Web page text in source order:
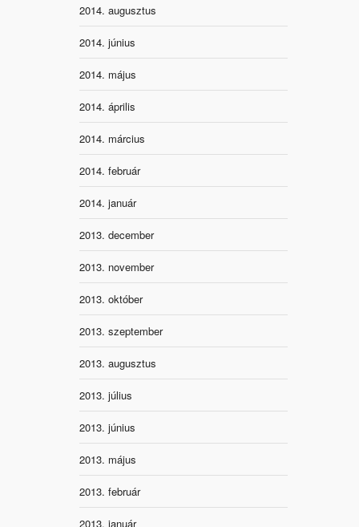
2014. augusztus
2014. június
2014. május
2014. április
2014. március
2014. február
2014. január
2013. december
2013. november
2013. október
2013. szeptember
2013. augusztus
2013. július
2013. június
2013. május
2013. február
2013. január